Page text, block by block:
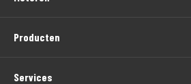
Producten
Services